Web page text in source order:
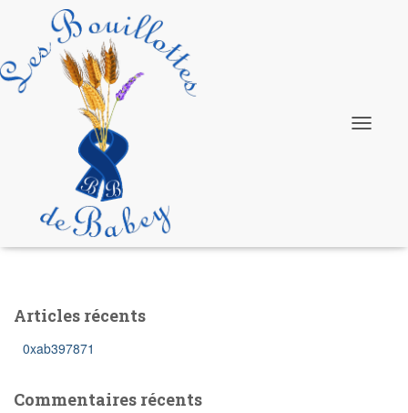
Articles récents
0xab397871
Commentaires récents